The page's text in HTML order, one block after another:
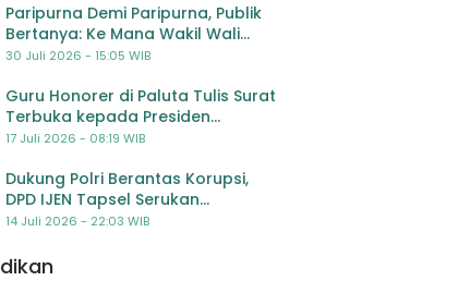
Paripurna Demi Paripurna, Publik
Bertanya: Ke Mana Wakil Wali
Kota Padangsidimpuan?
30 Juli 2026 - 15:05 WIB
Guru Honorer di Paluta Tulis Surat
Terbuka kepada Presiden
Prabowo, Mohon Keadilan atas
17 Juli 2026 - 08:19 WIB
Dukung Polri Berantas Korupsi,
DPD IJEN Tapsel Serukan
Pengawalan Kasus Mantan
14 Juli 2026 - 22:03 WIB